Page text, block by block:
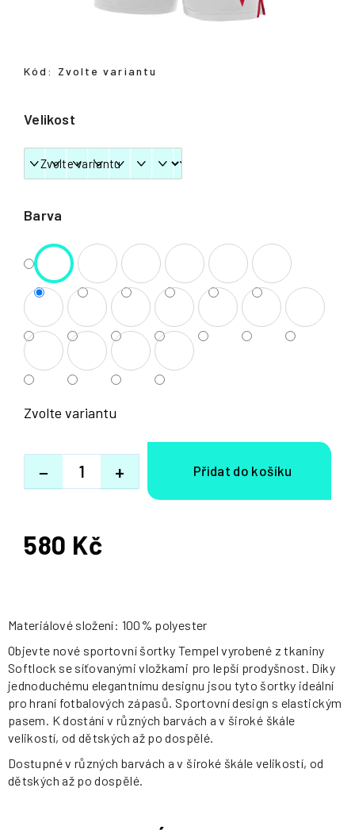
Barva
Velikost
Zvolte variantu
+
−
Kód: Zvolte variantu
580 Kč
Měrná
Materiálové složení: 100% polyester
Objevte nové sportovní šortky Tempel vyrobené z tkaniny
Softlock se síťovanými vložkami pro lepší prodyšnost. Díky
jednoduchému elegantnímu designu jsou tyto šortky ideální
pro hraní fotbalových zápasů. Sportovní design s elastickým
pasem. K dostání v různých barvách a v široké škále
velikostí, od dětských až po dospělé.
Dostupné v různých barvách a v široké škále velikostí, od
dětských až po dospělé.